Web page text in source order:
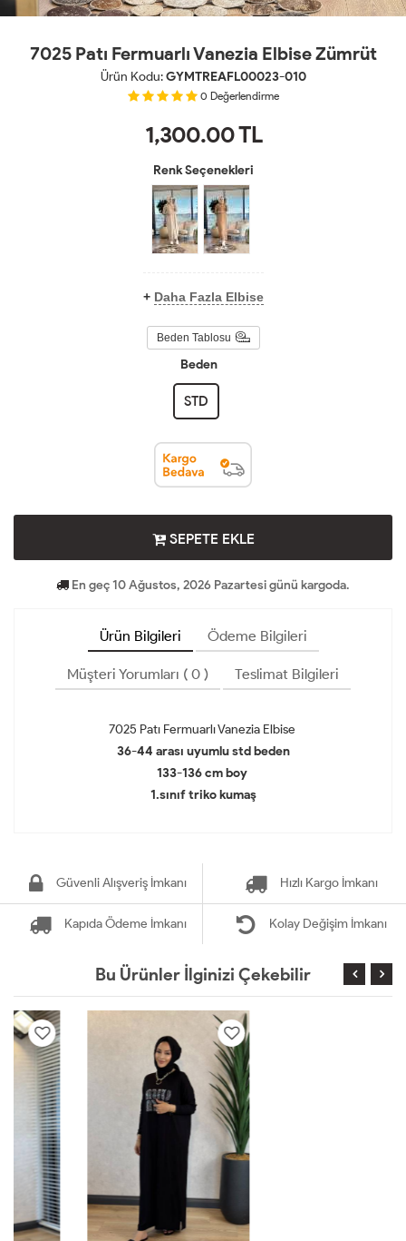
7025 Patı Fermuarlı Vanezia Elbise Zümrüt
Ürün Kodu:GYMTREAFL00023-010
0 Değerlendirme
1,300.00TL
Renk Seçenekleri
+ Daha Fazla Elbise
Beden Tablosu
Beden
STD
SEPETE EKLE
En geç 10 Ağustos, 2026 Pazartesi günü kargoda.
Ürün Bilgileri Ödeme Bilgileri
Müşteri Yorumları ( 0 ) Teslimat Bilgileri
7025 Patı Fermuarlı Vanezia Elbise
36-44 arası uyumlu std beden
133-136 cm boy
1.sınıf triko kumaş
Güvenli Alışveriş İmkanı Hızlı Kargo İmkanı
Kapıda Ödeme İmkanı Kolay Değişim İmkanı
Bu Ürünler İlginizi Çekebilir